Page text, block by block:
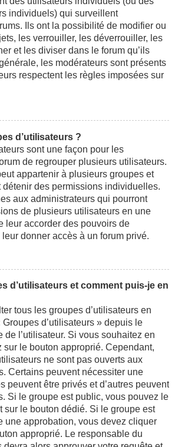
individuels) qui surveillent
Ils ont la possibilité de modifier ou
les verrouiller, les déverrouiller, les
et les diviser dans le forum qu’ils
les modérateurs sont présents
respectent les règles imposées sur
d’utilisateurs ?
sont une façon pour les
de regrouper plusieurs utilisateurs.
appartenir à plusieurs groupes et
des permissions individuelles.
aux administrateurs qui pourront
de plusieurs utilisateurs en une
leur accorder des pouvoirs de
donner accès à un forum privé.
d’utilisateurs et comment puis-je en
tous les groupes d’utilisateurs en
d’utilisateurs » depuis le
de l’utilisateur. Si vous souhaitez en
sur le bouton approprié. Cependant,
ne sont pas ouverts aux
Certains peuvent nécessiter une
peuvent être privés et d’autres peuvent
Si le groupe est public, vous pouvez le
sur le bouton dédié. Si le groupe est
une approbation, vous devez cliquer
approprié. Le responsable du